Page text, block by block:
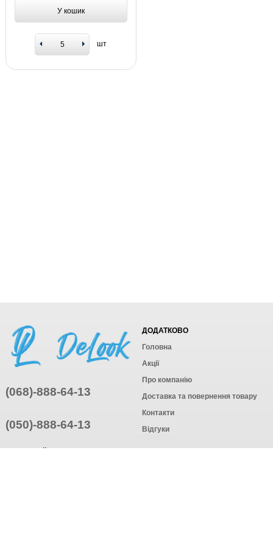
У кошик
шт
(068)-888-64-13
(050)-888-64-13
ДОДАТКОВО
Головна
Акції
Про компанію
Доставка та повернення товару
Контакти
Відгуки